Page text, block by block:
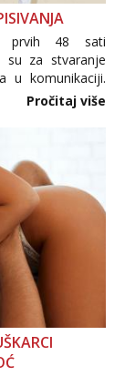
prvih 48 sati
su za stvaranje
u komunikaciji.
ili intimnih
Pročitaj više